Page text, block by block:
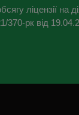
ліцензії на
370-рк від